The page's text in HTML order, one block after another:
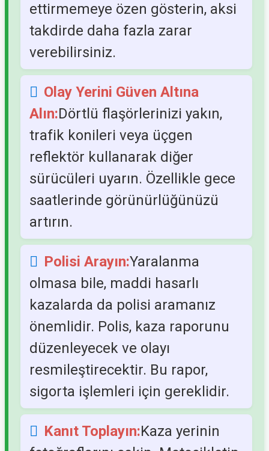
ettirmemeye özen gösterin, aksi
takdirde daha fazla zarar
verebilirsiniz.
Olay Yerini Güven Altına
Alın:Dörtlü flaşörlerinizi yakın,
trafik konileri veya üçgen
reflektör kullanarak diğer
sürücüleri uyarın. Özellikle gece
saatlerinde görünürlüğünüzü
artırın.
Polisi Arayın:Yaralanma
olmasa bile, maddi hasarlı
kazalarda da polisi aramanız
önemlidir. Polis, kaza raporunu
düzenleyecek ve olayı
resmileştirecektir. Bu rapor,
sigorta işlemleri için gereklidir.
Kanıt Toplayın:Kaza yerinin